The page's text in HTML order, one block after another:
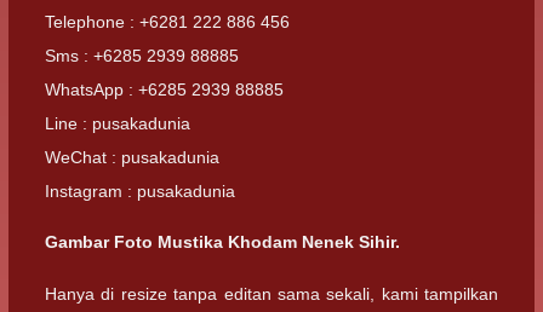
Telephone : +6281 222 886 456
Sms : +6285 2939 88885
WhatsApp : +6285 2939 88885
Line : pusakadunia
WeChat : pusakadunia
Instagram : pusakadunia
Gambar Foto Mustika Khodam Nenek Sihir.
Hanya di resize tanpa editan sama sekali, kami tampilkan